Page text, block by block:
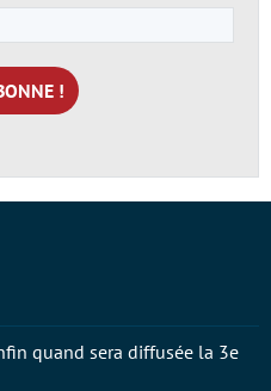
e-
mail
*
quand sera diffusée la 3e